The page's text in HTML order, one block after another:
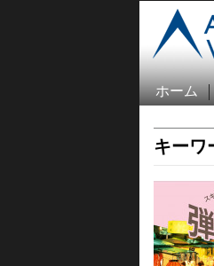
ホーム
キー